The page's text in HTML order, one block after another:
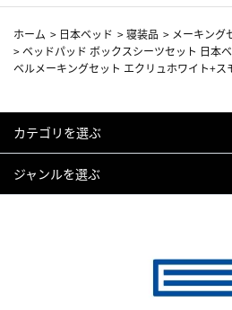
ホーム > 日本ベッド >寝装品 > メーキング
>ベッドパッド ボックスシーツセット 日本
ベルメーキングセット エクリュホワイト+ス
カテゴリを選ぶ
ジャンルを選ぶ